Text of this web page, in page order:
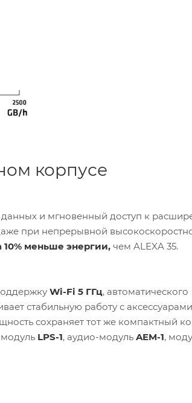
корпусе
и мгновенный доступ к
при непрерывной
10% меньше энергии, чем ALEXA 35.
Wi-Fi 5 ГГц, автоматического
стабильную работу с
сохраняет тот же компактный
LPS-1, аудио-модуль AEM-1,